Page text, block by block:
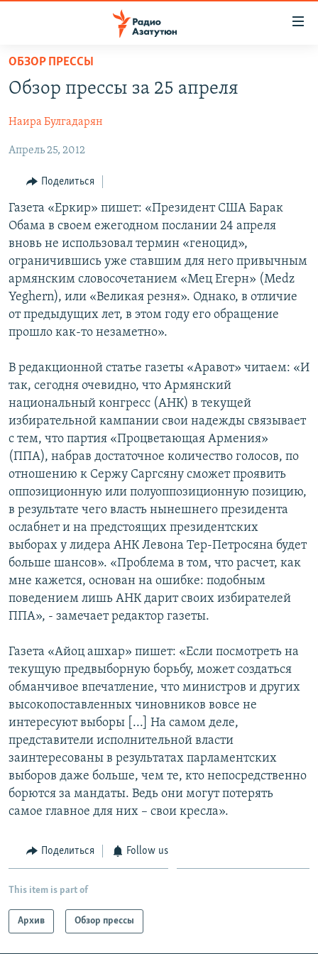
Перейти
основному
Перейти
навигации
поиску
ГЛАВНАЯ
НОВОСТИ
ПОЛИТИКА
ОБЩЕСТВО
ЭКОНОМИКА
РЕГИОН
НАГОРНЫЙ КАРАБАХ
СПОРТ
АРХИВ
Հայերեն
English
Русский
Все сайты Радио Азатутюн
ОБЗОР ПРЕССЫ
Обзор прессы за 25 апреля
Наира Булгадарян
Апрель 25, 2012
Поделиться
Газета «Еркир» пишет: «Президент США Барак
Обама в своем ежегодном послании 24 апреля
вновь не использовал термин «геноцид»,
ограничившись уже ставшим для него привычным
армянским словосочетанием «Мец Егерн» (Medz
Yeghern), или «Великая резня». Однако, в отличие
от предыдущих лет, в этом году его обращение
прошло как-то незаметно».
В редакционной статье газеты «Аравот» читаем: «И
так, сегодня очевидно, что Армянский
национальный конгресс (АНК) в текущей
избирательной кампании свои надежды связывает
с тем, что партия «Процветающая Армения»
(ППА), набрав достаточное количество голосов, по
отношению к Сержу Саргсяну сможет проявить
оппозиционную или полуоппозиционную позицию,
в результате чего власть нынешнего президента
ослабнет и на предстоящих президентских
выборах у лидера АНК Левона Тер-Петросяна будет
больше шансов». «Проблема в том, что расчет, как
мне кажется, основан на ошибке: подобным
поведением лишь АНК дарит своих избирателей
ППА», - замечает редактор газеты.
Газета «Айоц ашхар» пишет: «Если посмотреть на
текущую предвыборную борьбу, может создаться
обманчивое впечатление, что министров и других
высокопоставленных чиновников вовсе не
интересуют выборы [...] На самом деле,
представители исполнительной власти
заинтересованы в результатах парламентских
выборов даже больше, чем те, кто непосредственно
борются за мандаты. Ведь они могут потерять
самое главное для них – свои кресла».
Поделиться Follow us
This item is part of
Архив Обзор прессы